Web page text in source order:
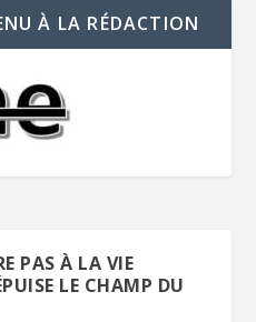
À LA RÉDACTION
PAS À LA VIE
LE CHAMP DU